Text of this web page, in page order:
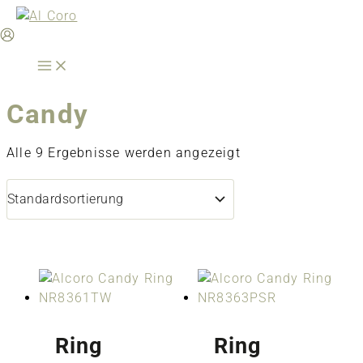
Zum
Inhalt
Candy
Alle 9 Ergebnisse werden angezeigt
Ring Ring